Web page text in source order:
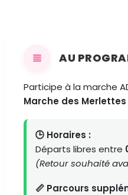
AU
Participe à la marche
Marche des Merlettes
🕒 Horaires :
Départs libres entre
(Retour souhaité
📏 Parcours